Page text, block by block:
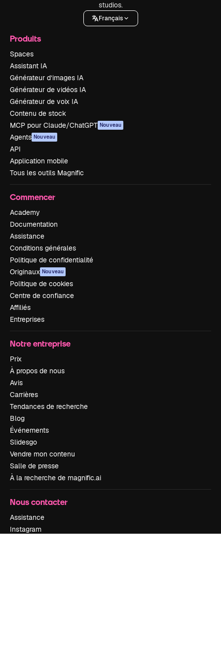
studios.
Français
Produits
Spaces
Assistant IA
Générateur d’images IA
Générateur de vidéos IA
Générateur de voix IA
Contenu de stock
MCP pour Claude/ChatGPT Nouveau
Agents Nouveau
API
Application mobile
Tous les outils Magnific
Commencer
Academy
Documentation
Assistance
Conditions générales
Politique de confidentialité
Originaux Nouveau
Politique de cookies
Centre de confiance
Affiliés
Entreprises
Notre entreprise
Prix
À propos de nous
Avis
Carrières
Tendances de recherche
Blog
Événements
Slidesgo
Vendre mon contenu
Salle de presse
À la recherche de magnific.ai
Nous contacter
Assistance
Instagram